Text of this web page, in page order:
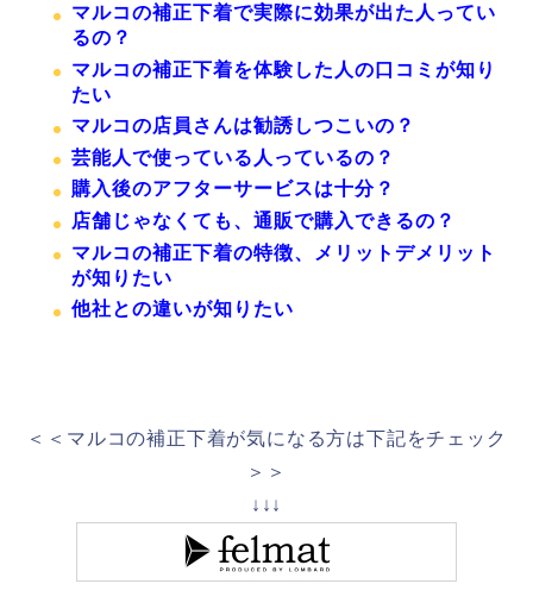
マルコの補正下着で実際に効果が出た人ってい
るの？
マルコの補正下着を体験した人の口コミが知り
たい
マルコの店員さんは勧誘しつこいの？
芸能人で使っている人っているの？
購入後のアフターサービスは十分？
店舗じゃなくても、通販で購入できるの？
マルコの補正下着の特徴、メリットデメリット
が知りたい
他社との違いが知りたい
＜＜マルコの補正下着が気になる方は下記をチェック
＞＞
↓↓↓